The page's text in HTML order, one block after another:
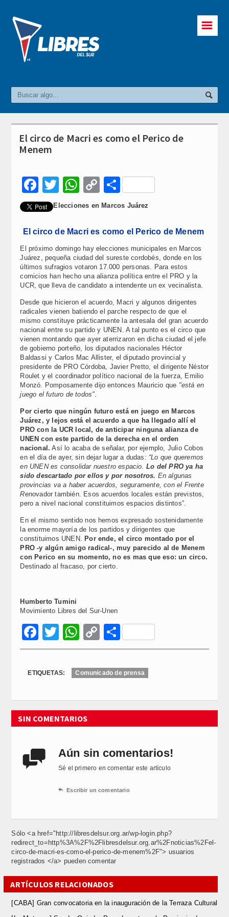
☰
El circo de Macri es como el Perico de
Menem
Facebook
Twitter
WhatsApp
Copy
Link
Compartir
Elecciones en Marcos Juárez
El circo de Macri es como el Perico de Menem
El próximo domingo hay elecciones municipales en Marcos
Juárez, pequeña ciudad del sureste cordobés, donde en los
últimos sufragios votaron 17.000 personas. Para estos
comicios han hecho una alianza política entre el PRO y la
UCR, que lleva de candidato a intendente un ex vecinalista.
Desde que hicieron el acuerdo, Macri y algunos dirigentes
radicales vienen batiendo el parche respecto de que el
mismo constituye prácticamente la antesala del gran acuerdo
nacional entre su partido y UNEN. A tal punto es el circo que
vienen montando que ayer aterrizaron en dicha ciudad el jefe
de gobierno porteño, los diputados nacionales Héctor
Baldassi y Carlos Mac Allister, el diputado provincial y
presidente de PRO Córdoba, Javier Pretto, el dirigente Néstor
Roulet y el coordinador político nacional de la fuerza, Emilio
Monzó. Pomposamente dijo entonces Mauricio que "está en
juego el futuro de todos"
Por cierto que ningún futuro está en juego en Marcos
Juárez, y lejos está el acuerdo a que ha llegado allí el
PRO con la UCR local, de anticipar ninguna alianza de
UNEN con este partido de la derecha en el orden
nacional. Así lo acaba de señalar, por ejemplo, Julio Cobos
en el día de ayer, sin dejar lugar a dudas: “Lo que queremos
en UNEN es consolidar nuestro espacio.Lo del PRO ya ha
sido descartado por ellos y por nosotros. En algunas
provincias va a haber acuerdos, seguramente, con el Frente
Renovador también. Esos acuerdos locales están previstos,
pero a nivel nacional constituimos espacios distintos”.
En el mismo sentido nos hemos expresado sostenidamente
la enorme mayoría de los partidos y dirigentes que
constituimos UNEN.Por ende, el circo montado por el
PRO -y algún amigo radical-, muy parecido al de Menem
con Perico en su momento, no es mas que eso: un circo.
Destinado al fracaso, por cierto.
Humberto Tumini
Movimiento Libres del Sur-Unen
Facebook
Twitter
WhatsApp
Copy
Link
Compartir
ETIQUETAS: Comunicado de prensa
SIN COMENTARIOS
 Aún sin comentarios!
Sé el primero en comentar este artículo
 Escribir un comentario
Sólo <a href="http://libresdelsur.org.ar/wp-login.php?
redirect_to=http%3A%2F%2Flibresdelsur.org.ar%2Fnoticias%2Fel-
circo-de-macri-es-como-el-perico-de-menem%2F"> usuarios
registrados </a> pueden comentar
ARTÍCULOS RELACIONADOS
[CABA] Gran convocatoria en la inauguración de la Terraza Cultural